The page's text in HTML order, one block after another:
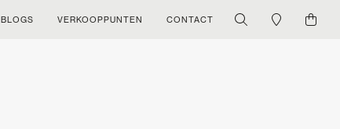
BLOGS VERKOOPPUNTEN CONTACT